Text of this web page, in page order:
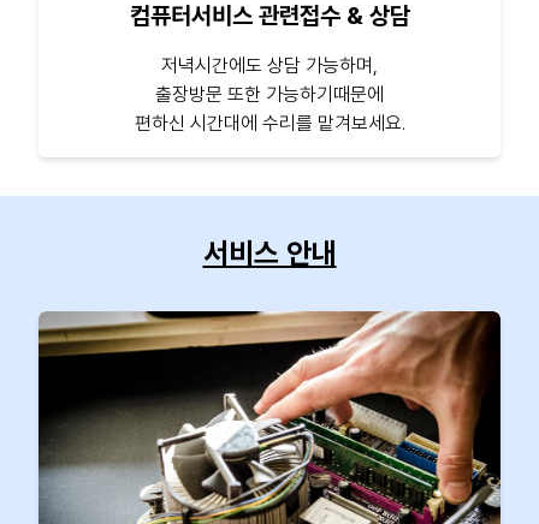
컴퓨터서비스 관련접수 & 상담
저녁시간에도 상담 가능하며,
출장방문 또한 가능하기때문에
편하신 시간대에 수리를 맡겨보세요.
서비스 안내